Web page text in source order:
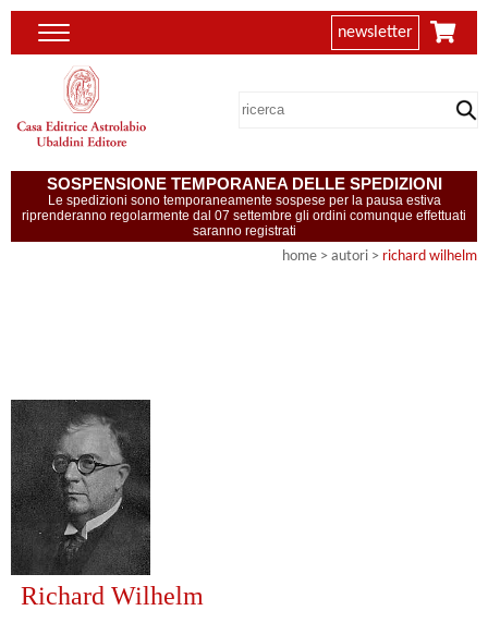
newsletter
SOSPENSIONE TEMPORANEA DELLE SPEDIZIONI
Le spedizioni sono temporaneamente sospese per la pausa estiva
riprenderanno regolarmente dal 07 settembre gli ordini comunque effettuati
saranno registrati
home > autori > richard wilhelm
Richard Wilhelm